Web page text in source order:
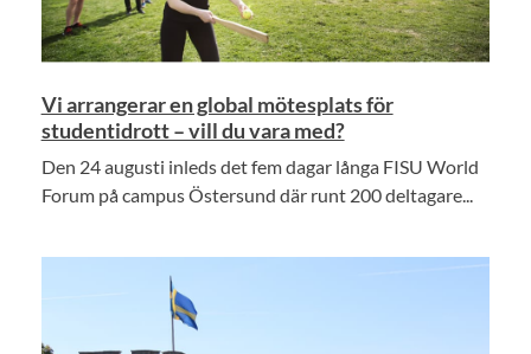
Vi arrangerar en global mötesplats för
studentidrott – vill du vara med?
Den 24 augusti inleds det fem dagar långa FISU World
Forum på campus Östersund där runt 200 deltagare...